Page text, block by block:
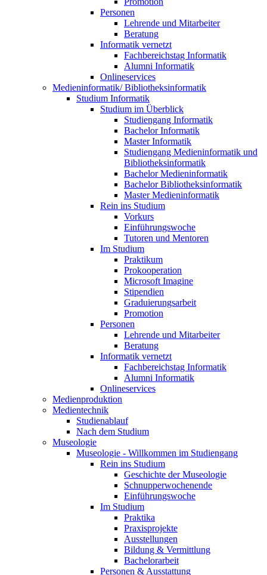
Personen
Lehrende und Mitarbeiter
Beratung
Informatik vernetzt
Fachbereichstag Informatik
Alumni Informatik
Onlineservices
Medieninformatik/ Bibliotheksinformatik
Studium Informatik
Studium im Überblick
Studiengang Informatik
Bachelor Informatik
Master Informatik
Studiengang Medieninformatik und
Bibliotheksinformatik
Bachelor Medieninformatik
Bachelor Bibliotheksinformatik
Master Medieninformatik
Rein ins Studium
Vorkurs
Einführungswoche
Tutoren und Mentoren
Im Studium
Praktikum
Prokooperation
Microsoft Imagine
Stipendien
Graduierungsarbeit
Promotion
Personen
Lehrende und Mitarbeiter
Beratung
Informatik vernetzt
Fachbereichstag Informatik
Alumni Informatik
Onlineservices
Medienproduktion
Medientechnik
Studienablauf
Nach dem Studium
Museologie
Museologie - Willkommen im Studiengang
Rein ins Studium
Geschichte der Museologie
Schnupperwochenende
Einführungswoche
Im Studium
Praktika
Praxisprojekte
Ausstellungen
Bildung & Vermittlung
Bachelorarbeit
Personen & Ausstattung